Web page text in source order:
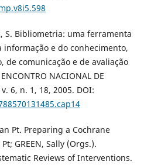
S. Bibliometria: uma ferramenta
e do conhecimento,
de comunicação e de avaliação
NACIONAL DE
6, n. 1, 18, 2005. DOI:
Pt. Preparing a Cochrane
GREEN, Sally (Orgs.).
Reviews of Interventions.